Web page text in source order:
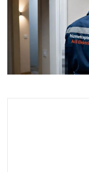
Sivasspor’da İki Kritik
28.07.2026 08:43